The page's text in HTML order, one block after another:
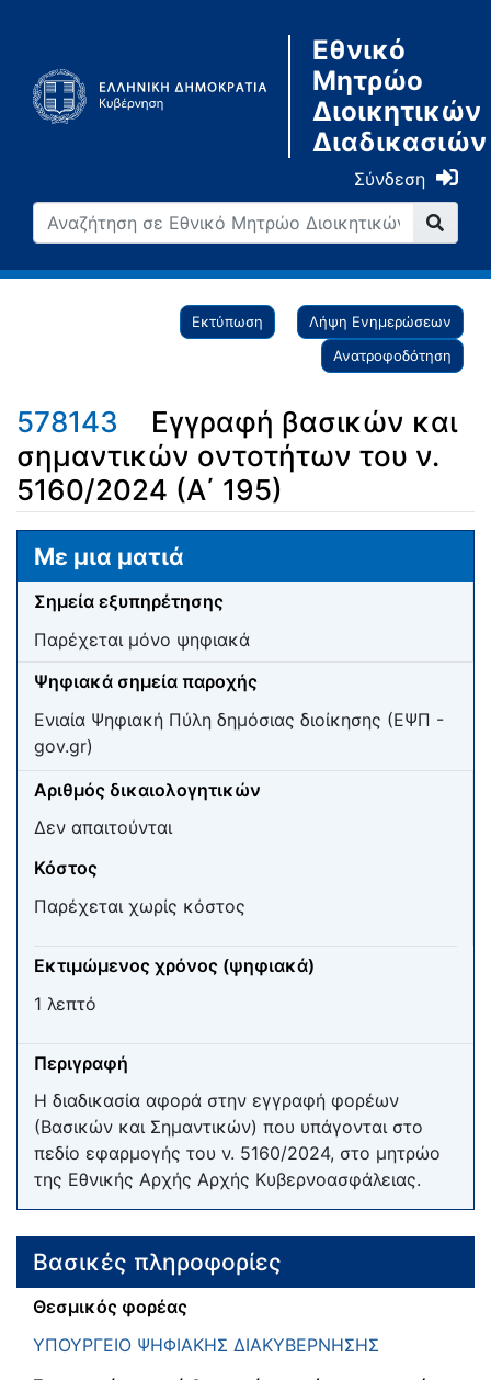
Εθνικό
Μητρώο
Διοικητικών
Διαδικασιών
Σύνδεση
Εκτύπωση
Λήψη Ενημερώσεων
Ανατροφοδότηση
578143
Εγγραφή βασικών και
σημαντικών οντοτήτων του ν.
5160/2024 (Α΄ 195)
Μετάβαση σε: πλοήγηση
Με μια ματιά
Σημεία εξυπηρέτησης
Παρέχεται μόνο ψηφιακά
Ψηφιακά σημεία παροχής
Ενιαία Ψηφιακή Πύλη δημόσιας διοίκησης (ΕΨΠ -
gov.gr)
Αριθμός δικαιολογητικών
Δεν απαιτούνται
Κόστος
Παρέχεται χωρίς κόστος
Εκτιμώμενος χρόνος (ψηφιακά)
1 λεπτό
Περιγραφή
Η διαδικασία αφορά στην εγγραφή φορέων
(Βασικών και Σημαντικών) που υπάγονται στο
πεδίο εφαρμογής του ν. 5160/2024, στο μητρώο
της Εθνικής Αρχής Αρχής Κυβερνοασφάλειας.
Βασικές πληροφορίες
Θεσμικός φορέας
ΥΠΟΥΡΓΕΙΟ ΨΗΦΙΑΚΗΣ ΔΙΑΚΥΒΕΡΝΗΣΗΣ